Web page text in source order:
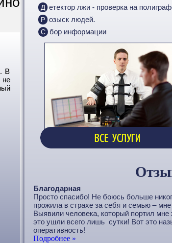
В
не
Детектор лжи - проверка на
Розыск людей.
Сбор информации
Благодарная
Просто спасибо! Не боюсь больше
прожила в страхе за себя и семью – мне
Выявили человека, который портил мне
это ушли всего лишь сутки! Вот это
оперативность!
Подробнее »